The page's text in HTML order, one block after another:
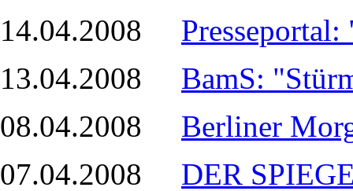
14.04.2008
13.04.2008 BamS:
08.04.2008 Berliner
07.04.2008 DER